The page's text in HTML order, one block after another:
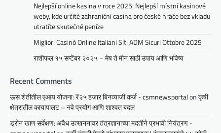
Nejlepší online kasina v roce 2025: Nejlepší místní kasinové
weby, kde určitě zahraniční casina pro české hráče bez vkladu
utratíte skutečné peníze
Migliori Casinò Online Italiani Siti ADM Sicuri Ottobre 2025
राशीफल १५ सप्टेंबर २०२५ – मेष ते मीन साठी उपाय आणि भविष्य
Recent Comments
ऊस शेतीतील एआय योजना: ₹२५ हजार बिनव्याजी कर्ज - csmnewsportalonकृषी
क्षेत्रातील कायापालट – नवे प्रयोग आणि शाश्वत बदल
ड्रोन खाण सर्वेक्षण: अवैध उत्खननावर तंत्रज्ञानाच्या मदतीने प्रभावी नियंत्रण -